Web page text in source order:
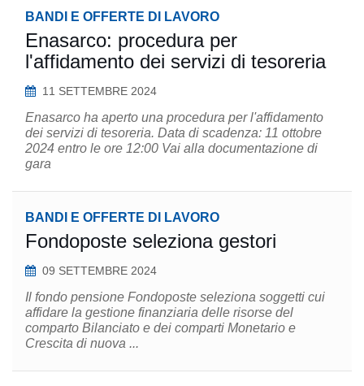
BANDI E OFFERTE DI LAVORO
Enasarco: procedura per
l'affidamento dei servizi di tesoreria
11 SETTEMBRE 2024
Enasarco ha aperto una procedura per l'affidamento
dei servizi di tesoreria. Data di scadenza: 11 ottobre
2024 entro le ore 12:00 Vai alla documentazione di
gara
BANDI E OFFERTE DI LAVORO
Fondoposte seleziona gestori
09 SETTEMBRE 2024
Il fondo pensione Fondoposte seleziona soggetti cui
affidare la gestione finanziaria delle risorse del
comparto Bilanciato e dei comparti Monetario e
Crescita di nuova ...